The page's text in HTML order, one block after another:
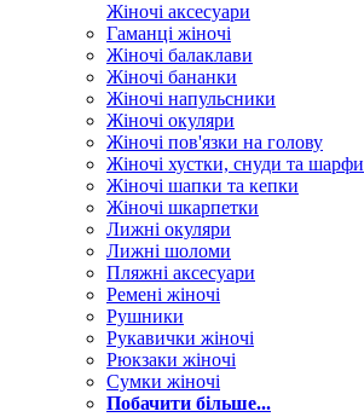
Жіночі аксесуари
Гаманці жіночі
Жіночі балаклави
Жіночі бананки
Жіночі напульсники
Жіночі окуляри
Жіночі пов'язки на голову
Жіночі хустки, снуди та шарфи
Жіночі шапки та кепки
Жіночі шкарпетки
Лижні окуляри
Лижні шоломи
Пляжні аксесуари
Ремені жіночі
Рушники
Рукавички жіночі
Рюкзаки жіночі
Сумки жіночі
Побачити більше...